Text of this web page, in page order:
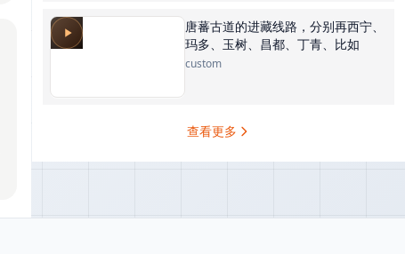
唐蕃古道的进藏线路，分别再西宁、
玛多、玉树、昌都、丁青、比如
custom
查看更多